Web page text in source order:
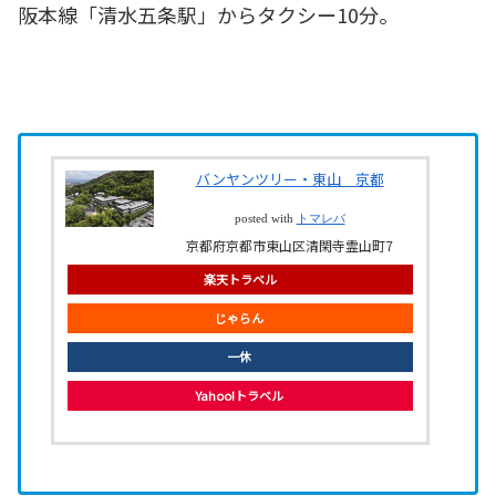
阪本線「清水五条駅」からタクシー10分。
バンヤンツリー・東山 京都
posted with トマレバ
京都府京都市東山区清閑寺霊山町7
楽天トラベル
じゃらん
一休
Yahoo!トラベル